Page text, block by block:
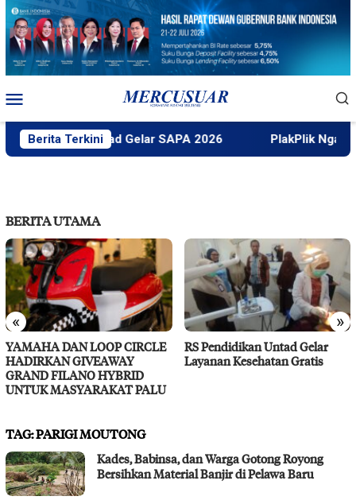
Loncat
konten
Mobile
Berita Terkini
Faktek Untad Gelar SAPA 2026 PlakPlik Ngataku
BERITA UTAMA
« »
YAMAHA DAN LOOP CIRCLE
HADIRKAN GIVEAWAY
GRAND FILANO HYBRID
UNTUK MASYARAKAT PALU
RS Pendidikan Untad Gelar
Layanan Kesehatan Gratis
TAG:PARIGI MOUTONG
Kades, Babinsa, dan Warga Gotong Royong
Bersihkan Material Banjir di Pelawa Baru